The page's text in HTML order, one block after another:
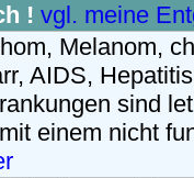
! vgl. meine
Melanom,
AIDS,
sind
einem nicht